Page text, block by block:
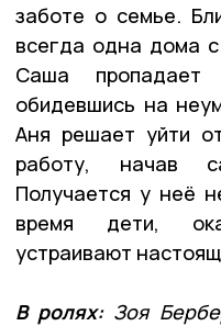
заботе о семье.
всегда одна дома
Саша
обидевшись на
Аня решает уйти
работу, начав
Получается у неё
время дети,
устраивают
В ролях: Зоя